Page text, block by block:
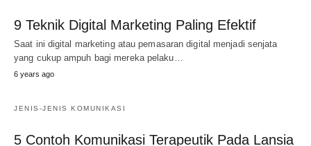
9 Teknik Digital Marketing Paling Efektif
Saat ini digital marketing atau pemasaran digital menjadi senjata
yang cukup ampuh bagi mereka pelaku…
6 years ago
JENIS-JENIS KOMUNIKASI
5 Contoh Komunikasi Terapeutik Pada Lansia